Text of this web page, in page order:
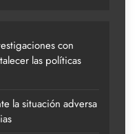
con
las políticas
la situación adversa